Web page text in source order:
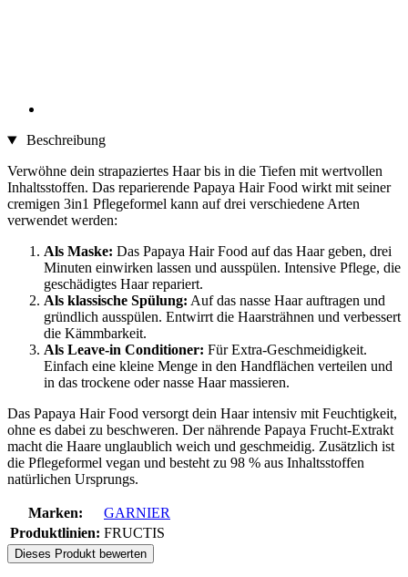
Beschreibung
Verwöhne dein strapaziertes Haar bis in die Tiefen mit wertvollen
Inhaltsstoffen. Das reparierende Papaya Hair Food wirkt mit seiner
cremigen 3in1 Pflegeformel kann auf drei verschiedene Arten
verwendet werden:
Als Maske: Das Papaya Hair Food auf das Haar geben, drei
Minuten einwirken lassen und ausspülen. Intensive Pflege, die
geschädigtes Haar repariert.
Als klassische Spülung: Auf das nasse Haar auftragen und
gründlich ausspülen. Entwirrt die Haarsträhnen und verbessert
die Kämmbarkeit.
Als Leave-in Conditioner: Für Extra-Geschmeidigkeit.
Einfach eine kleine Menge in den Handflächen verteilen und
in das trockene oder nasse Haar massieren.
Das Papaya Hair Food versorgt dein Haar intensiv mit Feuchtigkeit,
ohne es dabei zu beschweren. Der nährende Papaya Frucht-Extrakt
macht die Haare unglaublich weich und geschmeidig. Zusätzlich ist
die Pflegeformel vegan und besteht zu 98 % aus Inhaltsstoffen
natürlichen Ursprungs.
Marken:
GARNIER
Produktlinien: FRUCTIS
Dieses Produkt bewerten